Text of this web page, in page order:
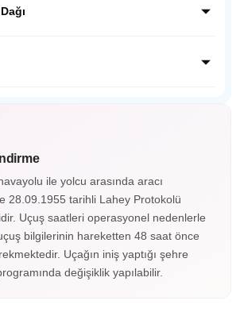
Japon inanışında çok önemli yer tutan
etekleri olan 5. istasyon olarak
Nara geyiklerini severek besleyeceğiz.
ile yolcu arasında aracı
28.09.1955 tarihli Lahey Protokolü
Uçuş saatleri operasyonel nedenlerle
bilgilerinin hareketten 48 saat önce
Uçağın iniş yaptığı şehre
değişiklik yapılabilir.